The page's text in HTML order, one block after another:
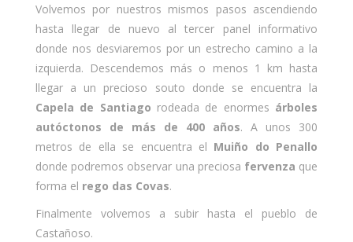
Volvemos por nuestros mismos pasos ascendiendo
hasta llegar de nuevo al tercer panel informativo
donde nos desviaremos por un estrecho camino a la
izquierda. Descendemos más o menos 1 km hasta
llegar a un precioso souto donde se encuentra la
Capela de Santiago rodeada de enormes árboles
autóctonos de más de 400 años. A unos 300
metros de ella se encuentra el Muiño do Penallo
donde podremos observar una preciosa fervenza que
forma el rego das Covas.
Finalmente volvemos a subir hasta el pueblo de
Castañoso.